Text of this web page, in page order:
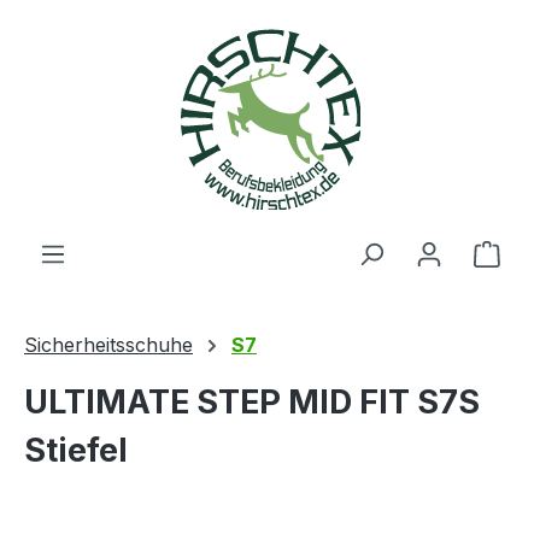
Sicherheitsschuhe S7
ULTIMATE STEP MID FIT S7S
Stiefel